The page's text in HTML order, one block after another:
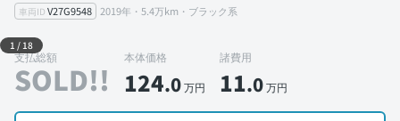
車両ID V27G9548 2019年・5.4万km・ブラック系
外装 左前
1 /18
支払総額
SOLD!!
本体価格
124.0万円
諸費用
11.0万円